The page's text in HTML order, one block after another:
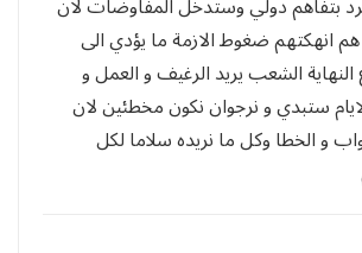
انهكتهم ضغوط الازمة ما يؤدي الى
الشعب يريد الرغيف و العمل و
ستبدي و نرجوان نكون مخطئين لان
و الخطا وكل ما نريده سلاما لكل